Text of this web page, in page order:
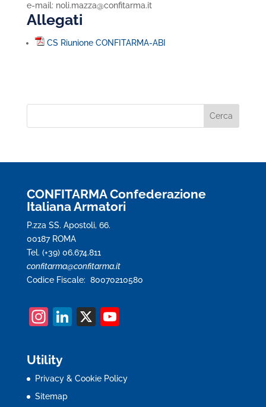
e-mail: noli.mazza@confitarma.it
Allegati
CS Riunione CONFITARMA-ABI
CONFITARMA Confederazione
Italiana Armatori
P.zza SS. Apostoli, 66.
00187 ROMA
Tel. (+39) 06.674.811
confitarma@confitarma.it
Codice Fiscale: 80070210580
In
a
gr
a
Li
e
X Y
T
Utility
Privacy & Cookie Policy
Sitemap